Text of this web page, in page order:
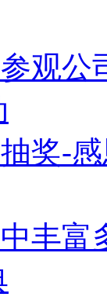
观公
奖-
丰富